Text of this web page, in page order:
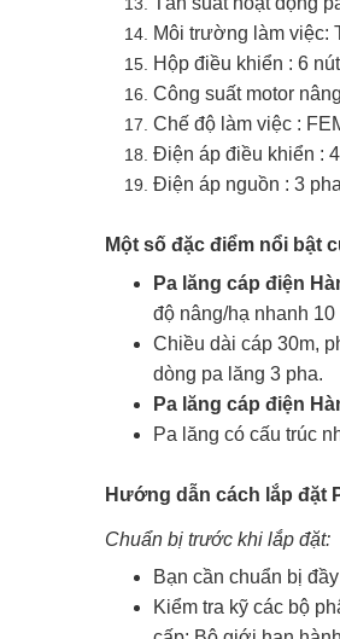
Môi trường làm việc:
Hộp điều khiển : 6
Công suất motor
Chế độ làm việc :
Điện áp điều khiển :
Điện áp nguồn : 3
Một số đặc điểm nổi bật
Pa lăng cáp điện
độ nâng/hạ nhanh
Chiều dài cáp 30m,
dòng pa lăng 3 pha.
Pa lăng cáp điện
Pa lăng có cấu trúc
Hướng dẫn cách lắp đặt
Chuẩn bị trước khi lắp đặt:
Bạn cần chuẩn bị
Kiểm tra kỹ các bộ